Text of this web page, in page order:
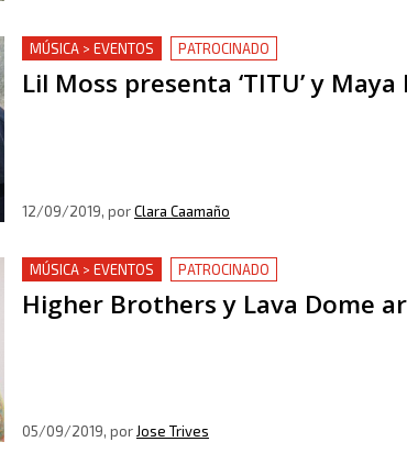
MÚSICA > EVENTOS PATROCINADO
Lil Moss presenta ‘TITU’ y
12/09/2019, porClara Caamaño
MÚSICA > EVENTOS PATROCINADO
Higher Brothers y Lava Dome
05/09/2019, porJose Trives